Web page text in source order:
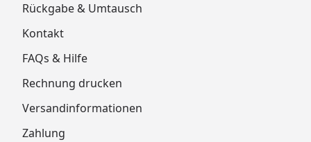
Rückgabe & Umtausch
Kontakt
FAQs & Hilfe
Rechnung drucken
Versandinformationen
Zahlung